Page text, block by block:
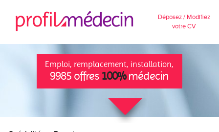
Déposez / Modifiez
votre CV
Emploi, remplacement, installation,
9985 offres 100%médecin